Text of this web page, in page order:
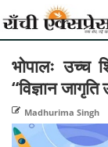
भोपालः उच्च
“विज्ञान
Madhurima Singh